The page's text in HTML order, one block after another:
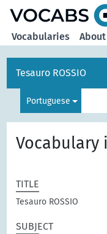
Vocabularies About
Tesauro ROSSIO
Portuguese
TITLE
Tesauro ROSSIO
SUBJECT